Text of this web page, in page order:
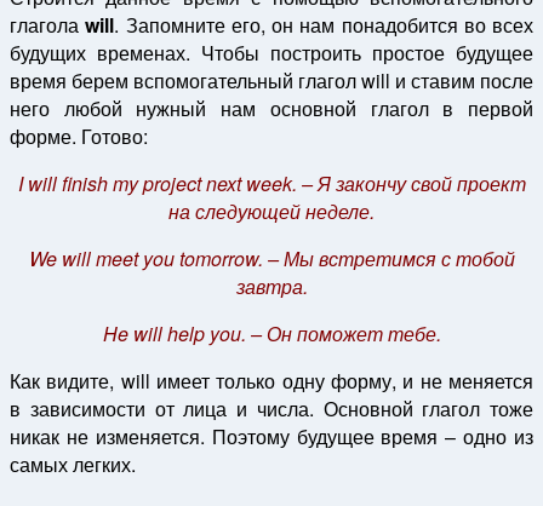
глаголаwill. Запомните его, он нам понадобится во всех
будущих временах. Чтобы построить простое будущее
время берем вспомогательный глагол will и ставим после
него любой нужный нам основной глагол в первой
форме. Готово:
I will finish my project next week. – Я закончу свой проект
на следующей неделе.
We will meet you tomorrow. – Мы встретимся с тобой
завтра.
He will help you. – Он поможет тебе.
Как видите, will имеет только одну форму, и не меняется
в зависимости от лица и числа. Основной глагол тоже
никак не изменяется. Поэтому будущее время – одно из
самых легких.